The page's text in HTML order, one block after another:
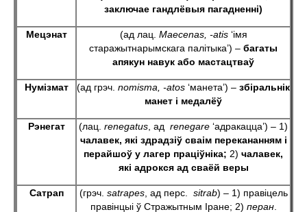
заключае гандлёвыя пагадненні)
Мецэнат (ад лац. Maecenas, -atis‘імя
старажытнарымскага палітыка’) – багаты
апякун навук або мастацтваў
Нумізмат (ад грэч. nomisma , -atos ‘манета’) – збіральнік
манет і медалёў
Рэнегат (лац. renegatus , ад renegare ‘адракацца’) – 1)
чалавек, які здрадзіў сваім перекананням і
перайшоў у лагер праціўніка; 2) чалавек,
які адрокся ад сваёй веры
Сатрап (грэч. satrapes, ад перс. sitrab) – 1) правіцель
правінцыі ў Стражытным Іране; 2) перан.